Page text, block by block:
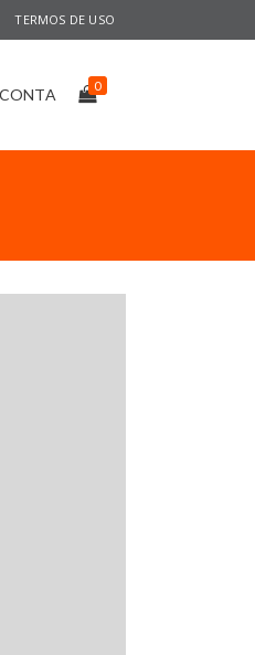
TERMOS DE USO
0